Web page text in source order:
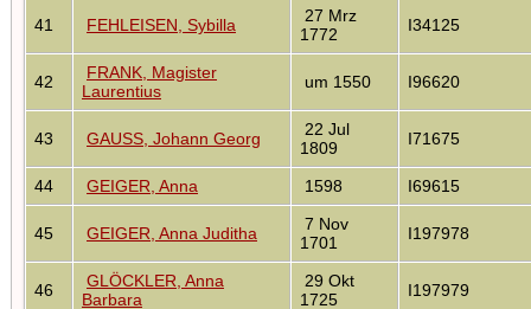
41 FEHLEISEN, Sybilla
27 Mrz
1772
I34125
42
FRANK, Magister
Laurentius
um 1550 I96620
43 GAUSS, Johann Georg
22 Jul
1809
I71675
44 GEIGER, Anna 1598 I69615
45 GEIGER, Anna Juditha
7 Nov
1701
I197978
46
GLÖCKLER, Anna
Barbara
29 Okt
1725
I197979